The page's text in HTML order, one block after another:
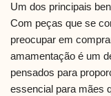
Um dos principais
Com peças que se
preocupar em
amamentação é um
pensados para
essencial para mães